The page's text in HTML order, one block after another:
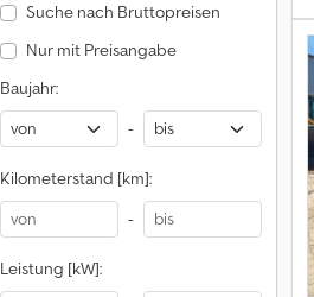
Suche nach Bruttopreisen
Nur mit Preisangabe
Baujahr:
-
Kilometerstand [km]:
-
Leistung [kW]: